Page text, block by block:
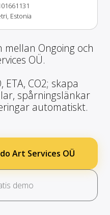
Estonia
Ongoing och
OÜ.
ETA, CO2; skapa
spårningslänkar
automatiskt.
Art Services OÜ
demo